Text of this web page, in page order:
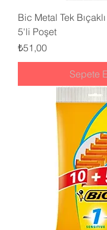
Bic Metal Tek Bıçaklı
5'li Poşet
Fiyat
₺51,00
Sepete